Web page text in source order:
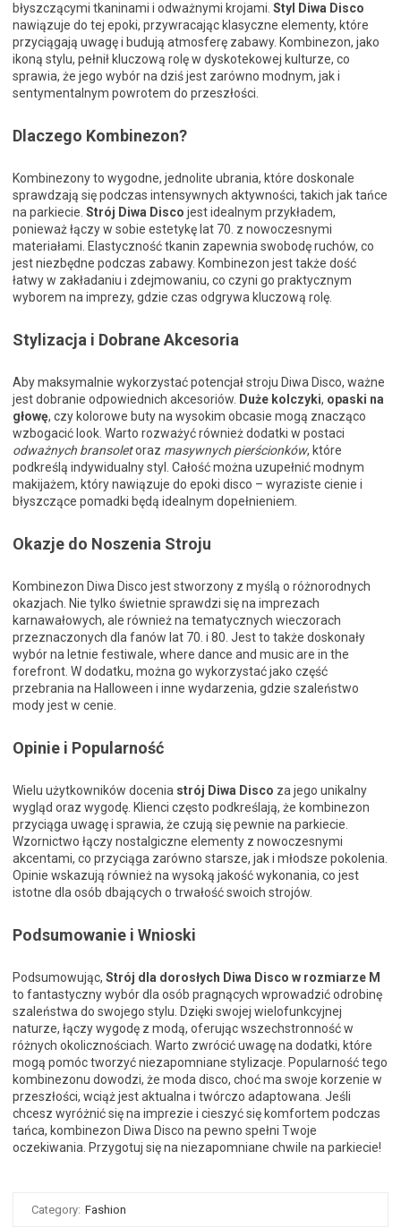
błyszczącymi tkaninami i odważnymi krojami. Styl Diwa Disco
nawiązuje do tej epoki, przywracając klasyczne elementy, które
przyciągają uwagę i budują atmosferę zabawy. Kombinezon, jako
ikoną stylu, pełnił kluczową rolę w dyskotekowej kulturze, co
sprawia, że jego wybór na dziś jest zarówno modnym, jak i
sentymentalnym powrotem do przeszłości.
Dlaczego Kombinezon?
Kombinezony to wygodne, jednolite ubrania, które doskonale
sprawdzają się podczas intensywnych aktywności, takich jak tańce
na parkiecie. Strój Diwa Disco jest idealnym przykładem,
ponieważ łączy w sobie estetykę lat 70. z nowoczesnymi
materiałami. Elastyczność tkanin zapewnia swobodę ruchów, co
jest niezbędne podczas zabawy. Kombinezon jest także dość
łatwy w zakładaniu i zdejmowaniu, co czyni go praktycznym
wyborem na imprezy, gdzie czas odgrywa kluczową rolę.
Stylizacja i Dobrane Akcesoria
Aby maksymalnie wykorzystać potencjał stroju Diwa Disco, ważne
jest dobranie odpowiednich akcesoriów. Duże kolczyki, opaski na
głowę, czy kolorowe buty na wysokim obcasie mogą znacząco
wzbogacić look. Warto rozważyć również dodatki w postaci
odważnych bransoletoraz masywnych pierścionków, które
podkreślą indywidualny styl. Całość można uzupełnić modnym
makijażem, który nawiązuje do epoki disco – wyraziste cienie i
błyszczące pomadki będą idealnym dopełnieniem.
Okazje do Noszenia Stroju
Kombinezon Diwa Disco jest stworzony z myślą o różnorodnych
okazjach. Nie tylko świetnie sprawdzi się na imprezach
karnawałowych, ale również na tematycznych wieczorach
przeznaczonych dla fanów lat 70. i 80. Jest to także doskonały
wybór na letnie festiwale, where dance and music are in the
forefront. W dodatku, można go wykorzystać jako część
przebrania na Halloween i inne wydarzenia, gdzie szaleństwo
mody jest w cenie.
Opinie i Popularność
Wielu użytkowników docenia strój Diwa Disco za jego unikalny
wygląd oraz wygodę. Klienci często podkreślają, że kombinezon
przyciąga uwagę i sprawia, że czują się pewnie na parkiecie.
Wzornictwo łączy nostalgiczne elementy z nowoczesnymi
akcentami, co przyciąga zarówno starsze, jak i młodsze pokolenia.
Opinie wskazują również na wysoką jakość wykonania, co jest
istotne dla osób dbających o trwałość swoich strojów.
Podsumowanie i Wnioski
Podsumowując, Strój dla dorosłych Diwa Disco w rozmiarze M
to fantastyczny wybór dla osób pragnących wprowadzić odrobinę
szaleństwa do swojego stylu. Dzięki swojej wielofunkcyjnej
naturze, łączy wygodę z modą, oferując wszechstronność w
różnych okolicznościach. Warto zwrócić uwagę na dodatki, które
mogą pomóc tworzyć niezapomniane stylizacje. Popularność tego
kombinezonu dowodzi, że moda disco, choć ma swoje korzenie w
przeszłości, wciąż jest aktualna i twórczo adaptowana. Jeśli
chcesz wyróżnić się na imprezie i cieszyć się komfortem podczas
tańca, kombinezon Diwa Disco na pewno spełni Twoje
oczekiwania. Przygotuj się na niezapomniane chwile na parkiecie!
Category: Fashion